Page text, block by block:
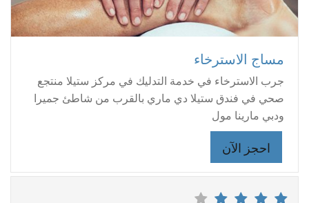
مساج الاسترخاء
جرب الاسترخاء في خدمة التدليك في مركز ستيلا منتجع
صحي في فندق ستيلا دي ماري بالقرب من شاطئ جميرا
ودبي مارينا مول
احجز الآن